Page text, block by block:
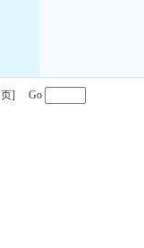
页] Go